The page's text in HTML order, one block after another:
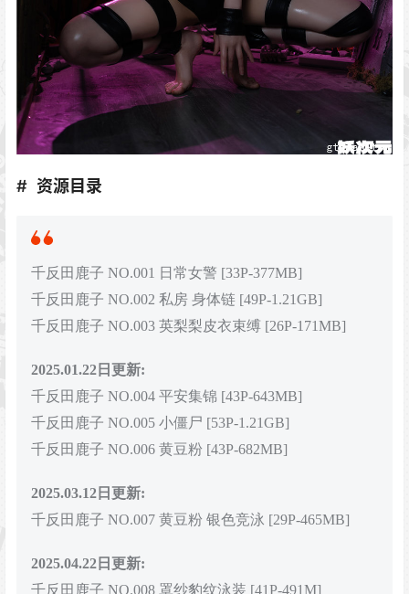
资源目录
千反田鹿子 NO.001 日常女警 [33P-377MB]
千反田鹿子 NO.002 私房 身体链 [49P-1.21GB]
千反田鹿子 NO.003 英梨梨皮衣束缚 [26P-171MB]
2025.01.22日更新:
千反田鹿子 NO.004 平安集锦 [43P-643MB]
千反田鹿子 NO.005 小僵尸 [53P-1.21GB]
千反田鹿子 NO.006 黄豆粉 [43P-682MB]
2025.03.12日更新:
千反田鹿子 NO.007 黄豆粉 银色竞泳 [29P-465MB]
2025.04.22日更新:
千反田鹿子 NO.008 罩纱豹纹泳装 [41P-491M]